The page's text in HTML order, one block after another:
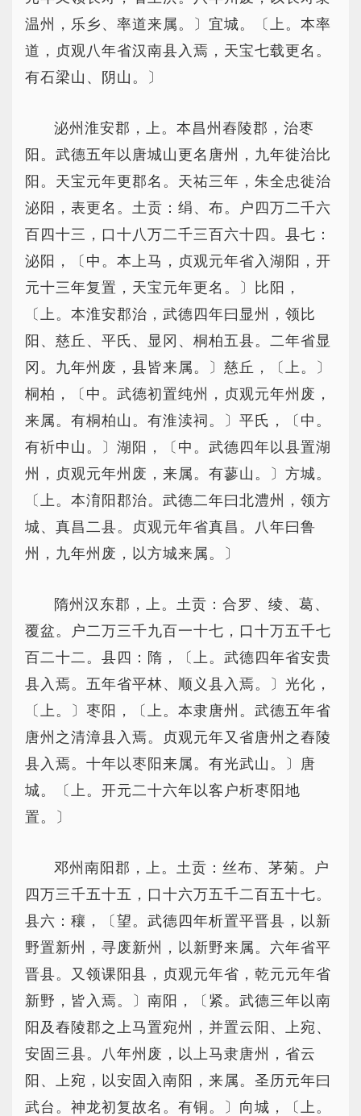
温州，乐乡、率道来属。〕宜城。〔上。本率
道，贞观八年省汉南县入焉，天宝七载更名。
有石梁山、阴山。〕
泌州淮安郡，上。本昌州舂陵郡，治枣
阳。武德五年以唐城山更名唐州，九年徙治比
阳。天宝元年更郡名。天祐三年，朱全忠徙治
泌阳，表更名。土贡：绢、布。户四万二千六
百四十三，口十八万二千三百六十四。县七：
泌阳，〔中。本上马，贞观元年省入湖阳，开
元十三年复置，天宝元年更名。〕比阳，
〔上。本淮安郡治，武德四年曰显州，领比
阳、慈丘、平氏、显冈、桐柏五县。二年省显
冈。九年州废，县皆来属。〕慈丘，〔上。〕
桐柏，〔中。武德初置纯州，贞观元年州废，
来属。有桐柏山。有淮渎祠。〕平氏，〔中。
有祈中山。〕湖阳，〔中。武德四年以县置湖
州，贞观元年州废，来属。有蓼山。〕方城。
〔上。本淯阳郡治。武德二年曰北澧州，领方
城、真昌二县。贞观元年省真昌。八年曰鲁
州，九年州废，以方城来属。〕
隋州汉东郡，上。土贡：合罗、绫、葛、
覆盆。户二万三千九百一十七，口十万五千七
百二十二。县四：隋，〔上。武德四年省安贵
县入焉。五年省平林、顺义县入焉。〕光化，
〔上。〕枣阳，〔上。本隶唐州。武德五年省
唐州之清漳县入焉。贞观元年又省唐州之舂陵
县入焉。十年以枣阳来属。有光武山。〕唐
城。〔上。开元二十六年以客户析枣阳地
置。〕
邓州南阳郡，上。土贡：丝布、茅菊。户
四万三千五十五，口十六万五千二百五十七。
县六：穰，〔望。武德四年析置平晋县，以新
野置新州，寻废新州，以新野来属。六年省平
晋县。又领课阳县，贞观元年省，乾元元年省
新野，皆入焉。〕南阳，〔紧。武德三年以南
阳及舂陵郡之上马置宛州，并置云阳、上宛、
安固三县。八年州废，以上马隶唐州，省云
阳、上宛，以安固入南阳，来属。圣历元年曰
武台。神龙初复故名。有铜。〕向城，〔上。